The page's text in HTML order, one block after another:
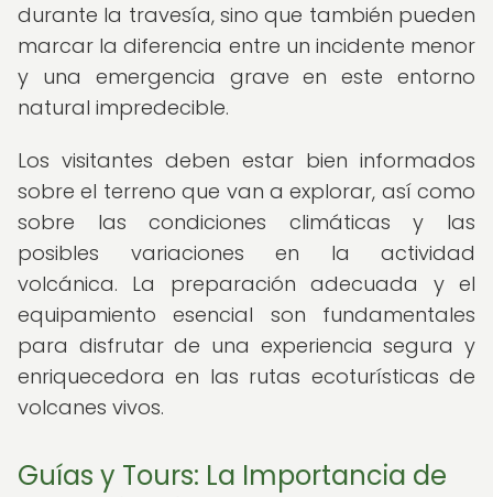
durante la travesía, sino que también pueden
marcar la diferencia entre un incidente menor
y una emergencia grave en este entorno
natural impredecible.
Los visitantes deben estar bien informados
sobre el terreno que van a explorar, así como
sobre las condiciones climáticas y las
posibles variaciones en la actividad
volcánica. La preparación adecuada y el
equipamiento esencial son fundamentales
para disfrutar de una experiencia segura y
enriquecedora en las rutas ecoturísticas de
volcanes vivos.
Guías y Tours: La Importancia de